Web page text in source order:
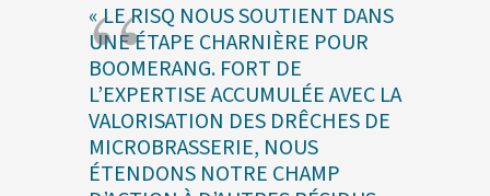
« LE RISQ NOUS SOUTIENT DANS
UNE ÉTAPE CHARNIÈRE POUR
BOOMERANG. FORT DE
L’EXPERTISE ACCUMULÉE AVEC LA
VALORISATION DES DRÊCHES DE
MICROBRASSERIE, NOUS
ÉTENDONS NOTRE CHAMP